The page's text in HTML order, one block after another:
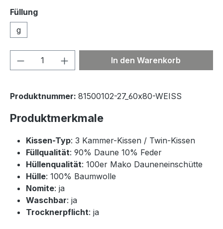
Füllung
g
Produkt Anzahl: Gib denIn den Warenkorb
Produktnummer: 81500102-27_60x80-WEISS
Produktmerkmale
Kissen-Typ: 3 Kammer-Kissen / Twin-Kissen
Füllqualität: 90% Daune 10% Feder
Hüllenqualität: 100er Mako Dauneneinschütte
Hülle: 100% Baumwolle
Nomite: ja
Waschbar: ja
Trocknerpflicht: ja